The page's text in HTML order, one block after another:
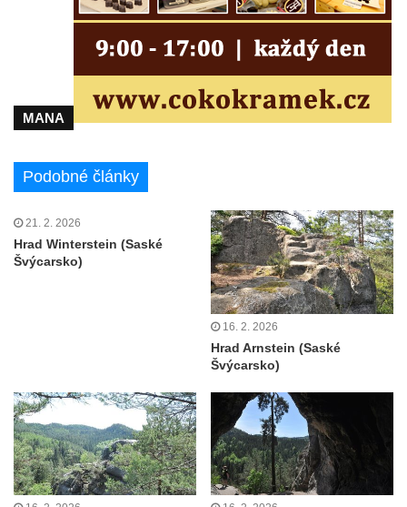
biskupské rezidenci v Českých
Budějovicích
Socha žáby u rybníčku na Náměstí v
Kamenném Újezdě
Pamětní kámen družebních obcí Kamenný
Újezd a Krauchthal v parku na Náměstí v
Socha na náměstí J. V. Kamarýta ve
Pomník J. V. Kamarýta v Krumlovské ulici ve
Velešíně
Pamětní deska arcibiskupa Micara ve
vstupu do poutního místa Římov
Pamětní deska Vojtěcha Kocmicha na
domě čp. 37 v ulici Betlém v Římově
Pomník na paměť zrušení roboty v Plavu
Socha vodníka v Plavu
Socha svatého Jana Nepomuckého v
MANA
Podobné články
21. 2. 2026
Hrad Winterstein (Saské
Švýcarsko)
16. 2. 2026
Hrad Arnstein (Saské
Švýcarsko)